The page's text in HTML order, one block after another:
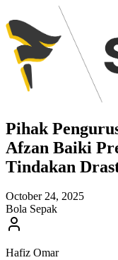
Pihak
Afzan Baiki
Tindakan
October 24, 2025
Bola Sepak
Hafiz Omar